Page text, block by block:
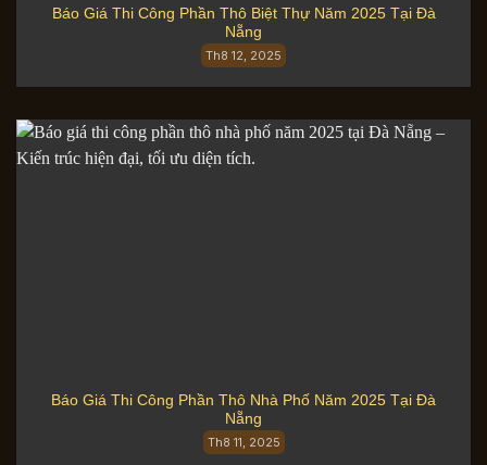
Báo Giá Thi Công Phần Thô Biệt Thự Năm 2025 Tại Đà
Nẵng
Th8 12, 2025
Báo Giá Thi Công Phần Thô Nhà Phố Năm 2025 Tại Đà
Nẵng
Th8 11, 2025